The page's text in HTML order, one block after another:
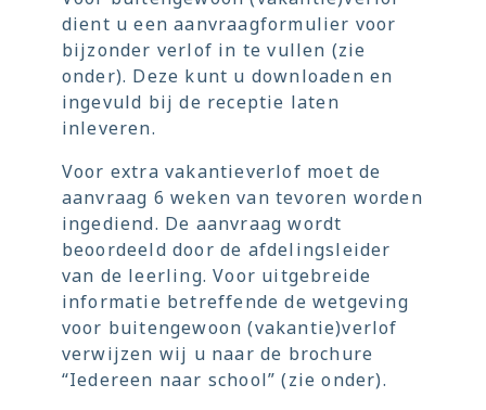
dient u een aanvraagformulier voor
bijzonder verlof in te vullen (zie
onder). Deze kunt u downloaden en
ingevuld bij de receptie laten
inleveren.
Voor extra vakantieverlof moet de
aanvraag 6 weken van tevoren worden
ingediend. De aanvraag wordt
beoordeeld door de afdelingsleider
van de leerling. Voor uitgebreide
informatie betreffende de wetgeving
voor buitengewoon (vakantie)verlof
verwijzen wij u naar de brochure
“Iedereen naar school” (zie onder).